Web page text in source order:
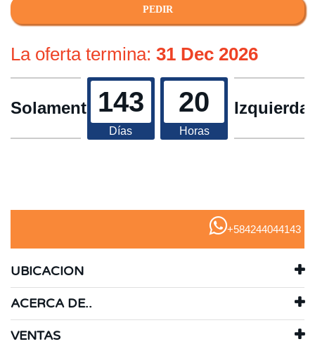
PEDIR
La oferta termina: 31 Dec 2026
Solamente 143
Días
20
Horas
Izquierda
+584244044143
UBICACION
ACERCA DE..
VENTAS